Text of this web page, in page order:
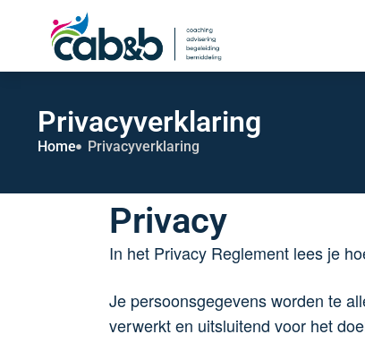
Privacyverklaring
Home Privacyverklaring
Privacy
In het Privacy Reglement lees je
Je persoonsgegevens worden te
verwerkt en uitsluitend voor het